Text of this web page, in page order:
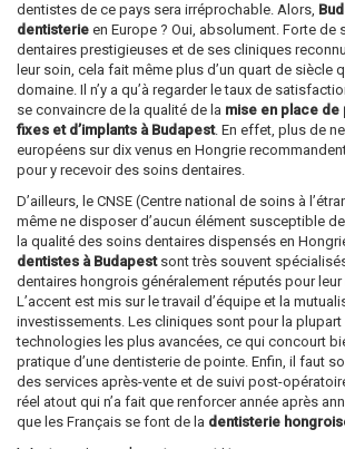
dentistes de ce pays sera irréprochable. Alors,
dentisterie en Europe ? Oui, absolument. Forte de
dentaires prestigieuses et de ses cliniques
leur soin, cela fait même plus d’un quart de siècle
domaine. Il n’y a qu’à regarder le taux de
se convaincre de la qualité de la mise en place
fixes et d’implants à Budapest. En effet, plus de
européens sur dix venus en Hongrie
pour y recevoir des soins dentaires.
D’ailleurs, le CNSE (Centre national de soins à
même ne disposer d’aucun élément susceptible
la qualité des soins dentaires dispensés en
dentistes à Budapestsont très souvent
dentaires hongrois généralement réputés pour
L’accent est mis sur le travail d’équipe et la
investissements. Les cliniques sont pour la
technologies les plus avancées, ce qui concourt
pratique d’une dentisterie de pointe. Enfin, il faut
des services après-vente et de suivi post-
réel atout qui n’a fait que renforcer année après
que les Français se font de la dentisterie